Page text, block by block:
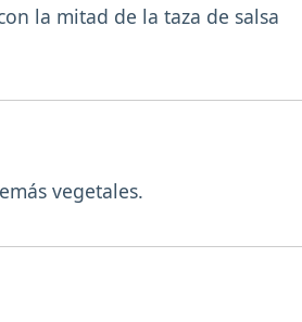
la mitad de la taza de salsa
vegetales.